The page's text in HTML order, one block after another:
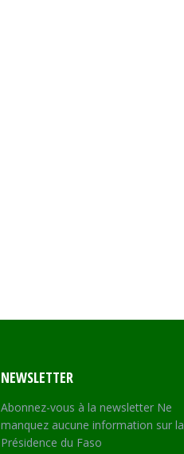
NEWSLETTER
Abonnez-vous à la newsletter Ne
manquez aucune information sur la
Présidence du Faso